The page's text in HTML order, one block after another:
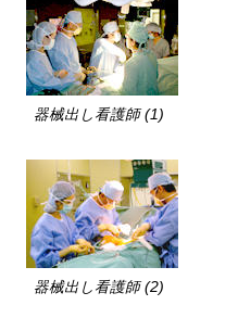
器械出し看護師 (1)
器械出し看護師 (2)